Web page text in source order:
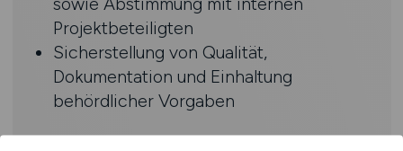
Projektbeteiligten
Sicherstellung von Qualität,
Dokumentation und Einhaltung
behördlicher Vorgaben